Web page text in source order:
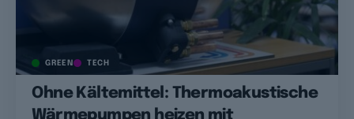
GREEN TECH
Ohne Kältemittel: Thermoakustische
Wärmepumpen heizen mit